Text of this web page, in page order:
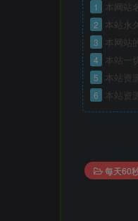
1 本网站
2 本站永
3 本网站
4 本站一
5 本站资
6 本站资
每天60